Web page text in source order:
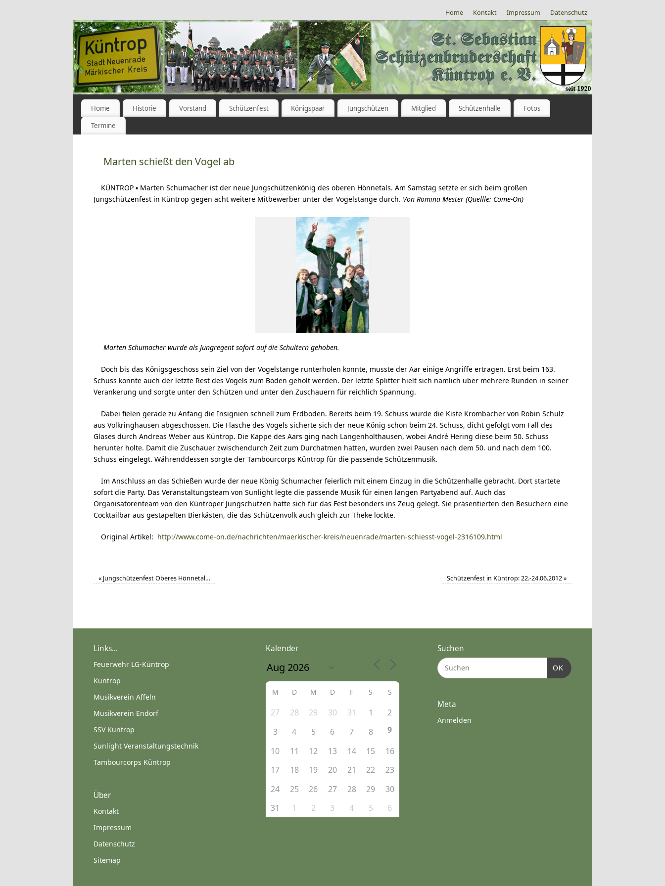
Home Kontakt Impressum Datenschutz
Home Historie Vorstand Schützenfest Königspaar Jungschützen Mitglied Schützenhalle
Fotos
Termine
Marten schießt den Vogel ab
KÜNTROP ▪ Marten Schumacher ist der neue Jungschützenkönig des oberen Hönnetals. Am Samstag setzte er sich beim großen
Jungschützenfest in Küntrop gegen acht weitere Mitbewerber unter der Vogelstange durch. Von Romina Mester (Quellle: Come-On)
Marten Schumacher wurde als Jungregent sofort auf die Schultern gehoben.
Doch bis das Königsgeschoss sein Ziel von der Vogelstange runterholen konnte, musste der Aar einige Angriffe ertragen. Erst beim 163.
Schuss konnte auch der letzte Rest des Vogels zum Boden geholt werden. Der letzte Splitter hielt sich nämlich über mehrere Runden in seiner
Verankerung und sorgte unter den Schützen und unter den Zuschauern für reichlich Spannung.
Dabei fielen gerade zu Anfang die Insignien schnell zum Erdboden. Bereits beim 19. Schuss wurde die Kiste Krombacher von Robin Schulz
aus Volkringhausen abgeschossen. Die Flasche des Vogels sicherte sich der neue König schon beim 24. Schuss, dicht gefolgt vom Fall des
Glases durch Andreas Weber aus Küntrop. Die Kappe des Aars ging nach Langenholthausen, wobei André Hering diese beim 50. Schuss
herunter holte. Damit die Zuschauer zwischendurch Zeit zum Durchatmen hatten, wurden zwei Pausen nach dem 50. und nach dem 100.
Schuss eingelegt. Währenddessen sorgte der Tambourcorps Küntrop für die passende Schützenmusik.
Im Anschluss an das Schießen wurde der neue König Schumacher feierlich mit einem Einzug in die Schützenhalle gebracht. Dort startete
sofort die Party. Das Veranstaltungsteam von Sunlight legte die passende Musik für einen langen Partyabend auf. Auch das
Organisatorenteam von den Küntroper Jungschützen hatte sich für das Fest besonders ins Zeug gelegt. Sie präsentierten den Besuchern eine
Cocktailbar aus gestapelten Bierkästen, die das Schützenvolk auch gleich zur Theke lockte.
Original Artikel: http://www.come-on.de/nachrichten/maerkischer-kreis/neuenrade/marten-schiesst-vogel-2316109.html
«Jungschützenfest Oberes Hönnetal… Schützenfest in Küntrop: 22.-24.06.2012»
Links...
Feuerwehr LG-Küntrop
Küntrop
Musikverein Affeln
Musikverein Endorf
SSV Küntrop
Sunlight Veranstaltungstechnik
Tambourcorps Küntrop
Über
Kontakt
Impressum
Datenschutz
Sitemap
Kalender
M D M D F S S
27 28 29 30 31 1
2
3
4 5 6 7 8
9
10
11 12 13 14 15
16
17
18 19 20 21 22
23
24
25 26 27 28 29
30
31
1 2 3 4 5 6
Suchen
OK
Meta
Anmelden